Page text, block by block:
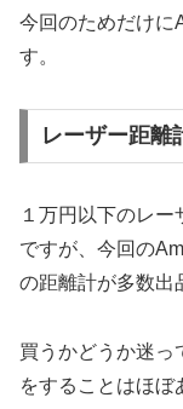
今回のためだけに
す。
レーザー距離
１万円以下のレ
ですが、今回の
の距離計が多数出
買うかどうか迷っ
をすることはほぼ